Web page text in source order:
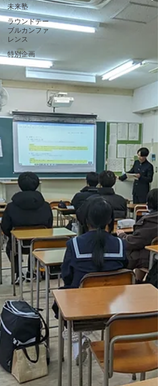
未来塾
ラウンドテー
ブルカンファ
レンス
特別企画